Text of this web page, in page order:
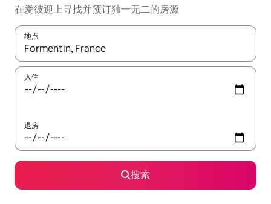
在爱彼迎上寻找并预订独一无二的房源
地点
如有搜索结果，请使用上下方向键查看，或通过点击或滑动手势
入住
退房
搜索